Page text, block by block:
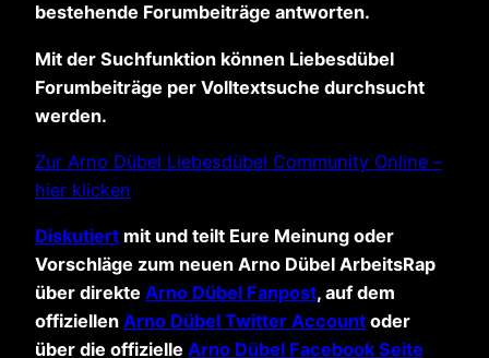
bestehende Forumbeiträge antworten.
Mit der Suchfunktion können Liebesdübel
Forumbeiträge per Volltextsuche durchsucht
werden.
Zur Arno Dübel Liebesdübel Community Online –
hier klicken
Diskutiert mit und teilt Eure Meinung oder
Vorschläge zum neuen Arno Dübel ArbeitsRap
über direkte Arno Dübel Fanpost, auf dem
offiziellen Arno Dübel Twitter Account oder
über die offizielle Arno Dübel Facebook Seite